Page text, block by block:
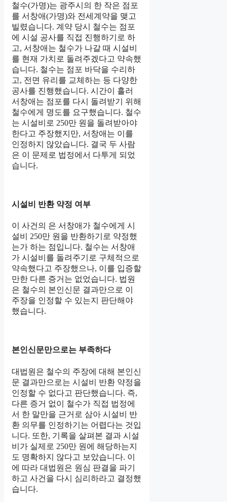
철수(가명)는 광주시의 한 작은 점포
를 서창애(가명)와 전세계약을 맺고
빌렸습니다. 계약 당시 철수는 점포
에 시설 공사를 직접 진행하기로 하
고, 서창애는 철수가 나갈 때 시설비
를 현재 가치로 돌려주겠다고 약속했
습니다. 철수는 점포 바닥을 수리하
고, 전면 유리를 교체하는 등 다양한
공사를 진행했습니다. 시간이 흘러
서창애는 점포를 다시 돌려받기 위해
철수에게 명도를 요구했습니다. 철수
는 시설비로 250만 원을 돌려받아야
한다고 주장했지만, 서창애는 이를
인정하지 않았습니다. 결국 두 사람
은 이 문제로 법정에서 다투게 되었
습니다.
시설비 반환 약정 여부
이 사건의 은 서창애가 철수에게 시
설비 250만 원을 반환하기로 약정했
는가 하는 점입니다. 철수는 서창애
가 시설비를 돌려주기로 구체적으로
약속했다고 주장했으나, 이를 입증할
만한 다른 증거는 없었습니다. 법원
은 철수의 본인신문 결과만으로 이
주장을 인정할 수 있는지 판단해야
했습니다.
본인신문만으로는 부족하다
대법원은 철수의 주장에 대해 본인신
문 결과만으로는 시설비 반환 약정을
인정할 수 없다고 판단했습니다. 즉,
다른 증거 없이 철수가 직접 법정에
서 한 말만을 근거로 삼아 시설비 반
환 의무를 인정하기는 어렵다는 것입
니다. 또한, 기록을 살펴본 결과 시설
비가 실제로 250만 원에 해당하는지
도 명확하지 않다고 보았습니다. 이
에 따라 대법원은 원심 판결을 파기
하고 사건을 다시 심리하라고 결정했
습니다.